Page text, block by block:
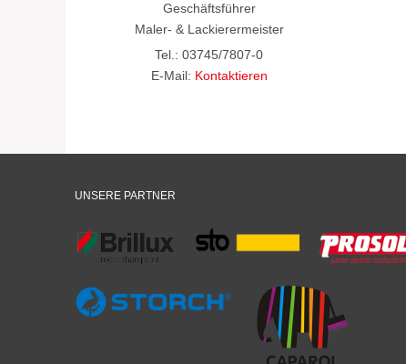
Geschäftsführer
Maler- & Lackierermeister
Tel.: 03745/7807-0
E-Mail: Kontaktieren
UNSERE PARTNER